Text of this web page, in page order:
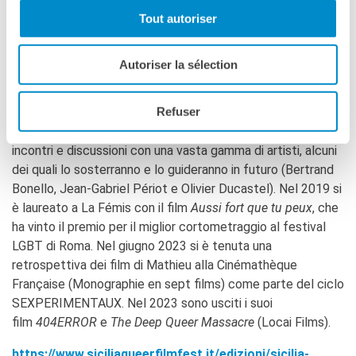
Tout autoriser
Autoriser la sélection
Refuser
Si è trasferito a Parigi nel 2014 per studiare cinema. Fino al
Lavant, Bertrand Bonello e Mathieu Carrière. Nel 2015, lui e
Léolo hanno fondato l’associazione Horschamp -
Rencontres de Cinéma, sponsorizzata da Thierry Frémaux,
una realtà che promuove film sul patrimonio e organizza
incontri e discussioni con una vasta gamma di artisti, alcuni
dei quali lo sosterranno e lo guideranno in futuro (Bertrand
Bonello, Jean-Gabriel Périot e Olivier Ducastel). Nel 2019 si
è laureato a La Fémis con il film Aussi fort que tu peux, che
ha vinto il premio per il miglior cortometraggio al festival
LGBT di Roma. Nel giugno 2023 si è tenuta una
retrospettiva dei film di Mathieu alla Cinémathèque
Française (Monographie en sept films) come parte del ciclo
SEXPERIMENTAUX. Nel 2023 sono usciti i suoi
film 404ERROR e The Deep Queer Massacre (Locai Films).